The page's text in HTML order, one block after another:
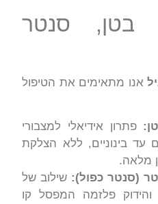
בטן, סנטר
אנו מתאימים את הטיפול
פתרון אידיאלי למצבורי
עד בינוניים, ללא הצלקת
מלאה.
(סנטר כפול): שילוב של
והידוק פלזמה המפסל קו